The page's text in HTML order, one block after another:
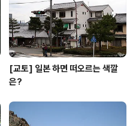
[교토] 일본 하면 떠오르는 색깔
은?